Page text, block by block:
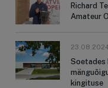
Richard
Amateur
23.08.2024
Soetades
kingituse